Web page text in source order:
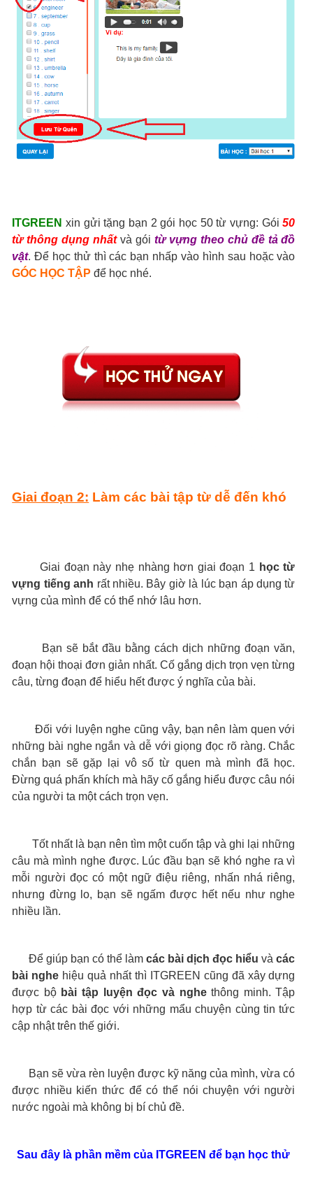
ITGREEN xin gửi tặng bạn 2 gói học 50 từ vựng: Gói50
từ thông dụng nhấtvà gói từ vựng theo chủ đề tả đồ
vật. Để học thử thì các bạn nhấp vào hình sau hoặc vào
GÓC HỌC TẬP để học nhé.
Giai đoạn 2: Làm các bài tập từ dễ đến khó
Giai đoạn này nhẹ nhàng hơn giai đoạn 1 học từ
vựng tiếng anh rất nhiều. Bây giờ là lúc bạn áp dụng từ
vựng của mình để có thể nhớ lâu hơn.
Bạn sẽ bắt đầu bằng cách dịch những đoạn văn,
đoạn hội thoại đơn giản nhất. Cố gắng dịch trọn vẹn từng
câu, từng đoạn để hiểu hết được ý nghĩa của bài.
Đối với luyện nghe cũng vậy, bạn nên làm quen với
những bài nghe ngắn và dễ với giọng đọc rõ ràng. Chắc
chắn bạn sẽ gặp lại vô số từ quen mà mình đã học.
Đừng quá phấn khích mà hãy cố gắng hiểu được câu nói
của người ta một cách trọn vẹn.
Tốt nhất là bạn nên tìm một cuốn tập và ghi lại những
câu mà mình nghe được. Lúc đầu bạn sẽ khó nghe ra vì
mỗi người đọc có một ngữ điệu riêng, nhấn nhá riêng,
nhưng đừng lo, bạn sẽ ngấm được hết nếu như nghe
nhiều lần.
Để giúp bạn có thể làmcác bài dịch đọc hiểu vàcác
bài nghe hiệu quả nhất thì ITGREEN cũng đã xây dựng
được bộbài tập luyện đọc và nghethông minh. Tập
hợp từ các bài đọc với những mẩu chuyện cùng tin tức
cập nhật trên thế giới.
Bạn sẽ vừa rèn luyện được kỹ năng của mình, vừa có
được nhiều kiến thức để có thể nói chuyện với người
nước ngoài mà không bị bí chủ đề.
Sau đây là phần mềm của ITGREEN để bạn học thử